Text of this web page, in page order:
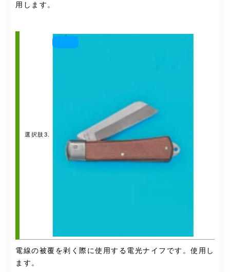
用します。
選択肢3.
電線の被覆を剥く際に使用する電光ナイフです。使用し
ます。